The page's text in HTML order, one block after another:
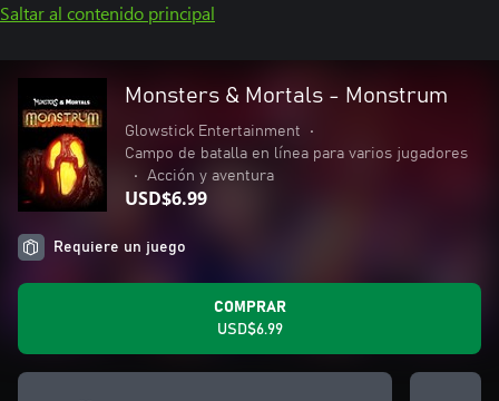
Saltar al contenido principal
Monsters & Mortals - Monstrum
Glowstick Entertainment
•
Campo de batalla en línea para varios jugadores
•
Acción y aventura
USD$6.99
Requiere un juego
COMPRAR
USD$6.99